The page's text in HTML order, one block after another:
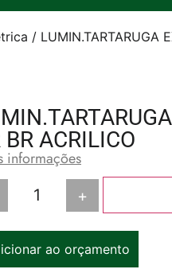
/ LUMIN.TARTARUGA
BR ACRILICO
informações
+
ao orçamento